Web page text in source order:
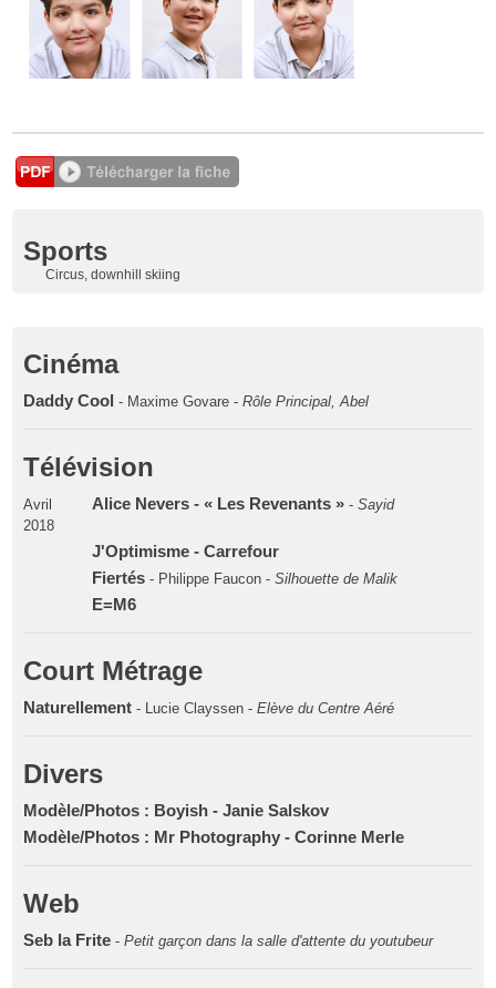
Sports
Circus, downhill skiing
Cinéma
Daddy Cool - Maxime Govare -Rôle Principal, Abel
Télévision
Avril
2018
Alice Nevers - « Les Revenants »- Sayid
J'Optimisme - Carrefour
Fiertés- Philippe Faucon - Silhouette de Malik
E=M6
Court Métrage
Naturellement - Lucie Clayssen -Elève du Centre Aéré
Divers
Modèle/Photos : Boyish - Janie Salskov
Modèle/Photos : Mr Photography - Corinne Merle
Web
Seb la Frite -Petit garçon dans la salle d'attente du youtubeur